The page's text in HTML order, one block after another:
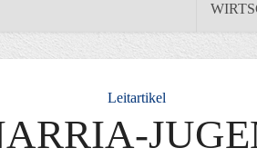
Leitartikel